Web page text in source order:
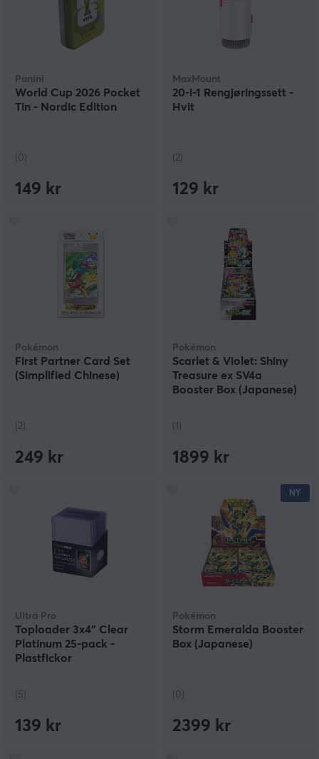
Panini
World Cup 2026 Pocket
Tin - Nordic Edition
(0)
149 kr
MaxMount
20-i-1 Rengjøringssett -
Hvit
(2)
129 kr
Pokémon
First Partner Card Set
(Simplified Chinese)
(2)
249 kr
Pokémon
Scarlet & Violet: Shiny
Treasure ex SV4a
Booster Box (Japanese)
(1)
1899 kr
Ultra Pro
Toploader 3x4" Clear
Platinum 25-pack -
Plastfickor
(5)
139 kr
NY
Pokémon
Storm Emeralda Booster
Box (Japanese)
(0)
2399 kr